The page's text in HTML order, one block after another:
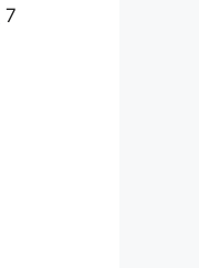
7